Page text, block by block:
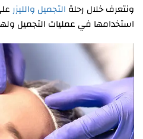
ونتعرف خلال رحلة التجميل والليزر
استخدامها في عمليات التجميل